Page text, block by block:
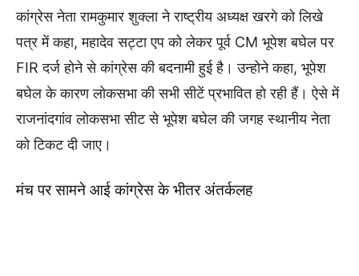
कांग्रेस नेता रामकुमार शुक्ला ने राष्ट्रीय अध्यक्ष खरगे को लिखे
पत्र में कहा, महादेव सट्टा एप को लेकर पूर्व CM भूपेश बघेल पर
FIR दर्ज होने से कांग्रेस की बदनामी हुई है। उन्होने कहा, भूपेश
बघेल के कारण लोकसभा की सभी सीटें प्रभावित हो रही हैं। ऐसे में
राजनांदगांव लोकसभा सीट से भूपेश बघेल की जगह स्‍थानीय नेता
को टिकट दी जाए।
मंच पर सामने आई कांग्रेस के भीतर अंतर्कलह